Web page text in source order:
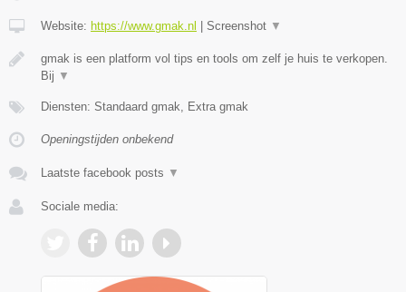
Website: https://www.gmak.nl Screenshot ▼
gmak is een platform vol tips en tools om zelf je huis te verkopen.
Bij ▼
Diensten: Standaard gmak, Extra gmak
Openingstijden onbekend
Laatste facebook posts ▼
Sociale media: